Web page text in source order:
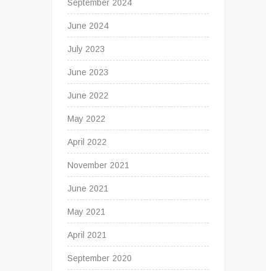
September 2024
June 2024
July 2023
June 2023
June 2022
May 2022
April 2022
November 2021
June 2021
May 2021
April 2021
September 2020